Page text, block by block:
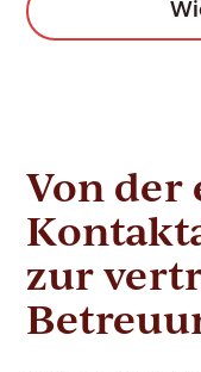
Von der
zur